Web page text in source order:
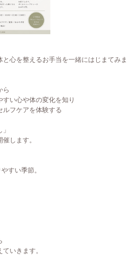
心を整えるお手当を一緒にはじまてみま
ら
い心や体の変化を知り
フケアを体験する
します。
すい季節。
いきます。